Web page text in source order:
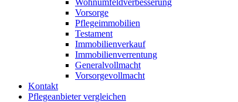
Vorsorge
Pflegeimmobilien
Testament
Immobilienverkauf
Immobilienverrentung
Generalvollmacht
Vorsorgevollmacht
Kontakt
Pflegeanbieter vergleichen